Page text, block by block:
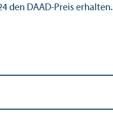
den DAAD-Preis erhalten.